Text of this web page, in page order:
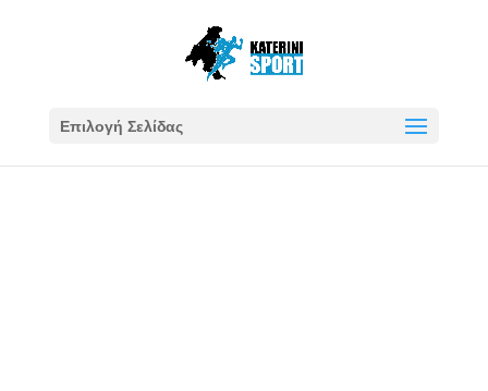
Επιλογή Σελίδας